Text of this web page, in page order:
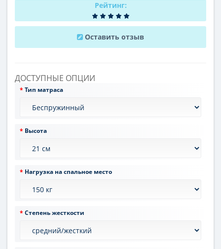
Рейтинг:
Оставить отзыв
ДОСТУПНЫЕ ОПЦИИ
Тип матраса
Высота
Нагрузка на спальное место
Степень жесткости